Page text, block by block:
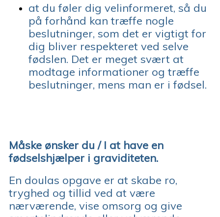
at du føler dig velinformeret, så du
på forhånd kan træffe nogle
beslutninger, som det er vigtigt for
dig bliver respekteret ved selve
fødslen. Det er meget svært at
modtage informationer og træffe
beslutninger, mens man er i fødsel.
Måske ønsker du / I at have en
fødselshjælper i graviditeten.
En doulas opgave er at skabe ro,
tryghed og tillid ved at være
nærværende, vise omsorg og give